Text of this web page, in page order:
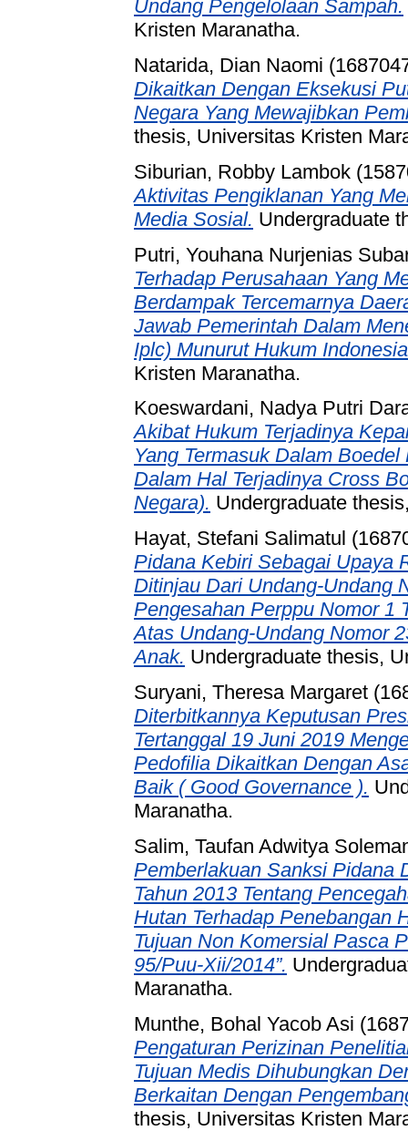
Undang Pengelolaan Sampah.
Kristen Maranatha.
Natarida, Dian Naomi
Dikaitkan Dengan Eksekusi
Negara Yang Mewajibkan
thesis, Universitas Kristen
Siburian, Robby Lambok
Aktivitas Pengiklanan Yang
Media Sosial. Undergraduate
Putri, Youhana Nurjenias
Terhadap Perusahaan Yang
Berdampak Tercemarnya
Jawab Pemerintah Dalam
Iplc) Munurut Hukum
Kristen Maranatha.
Koeswardani, Nadya Putri
Akibat Hukum Terjadinya
Yang Termasuk Dalam
Dalam Hal Terjadinya Cross
Negara). Undergraduate
Hayat, Stefani Salimatul
Pidana Kebiri Sebagai Upaya
Ditinjau Dari Undang-Undang
Pengesahan Perppu Nomor 1
Atas Undang-Undang Nomor
Anak. Undergraduate thesis,
Suryani, Theresa Margaret
Diterbitkannya Keputusan
Tertanggal 19 Juni 2019
Pedofilia Dikaitkan Dengan
Baik ( Good Governance ).
Maranatha.
Salim, Taufan Adwitya
Pemberlakuan Sanksi Pidana
Tahun 2013 Tentang
Hutan Terhadap Penebangan
Tujuan Non Komersial Pasca
95/Puu-Xii/2014”.
Maranatha.
Munthe, Bohal Yacob Asi
Pengaturan Perizinan
Tujuan Medis Dihubungkan
Berkaitan Dengan
thesis, Universitas Kristen